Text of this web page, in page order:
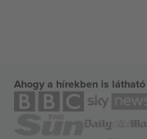
Ahogy a hírekben is látható